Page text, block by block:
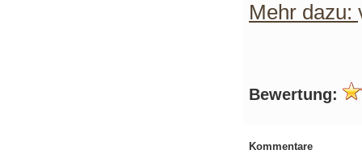
Mehr dazu:
Bewertung:
Kommentare